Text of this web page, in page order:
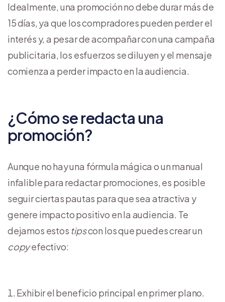
Idealmente, una promoción no debe durar más de
15 días, ya que los compradores pueden perder el
interés y, a pesar de acompañar con una campaña
publicitaria, los esfuerzos se diluyen y el mensaje
comienza a perder impacto en la audiencia.
¿Cómo se redacta una
promoción?
Aunque no hay una fórmula mágica o un manual
infalible para redactar promociones, es posible
seguir ciertas pautas para que sea atractiva y
genere impacto positivo en la audiencia. Te
dejamos estos tipscon los que puedes crear un
copyefectivo:
Exhibir el beneficio principal en primer plano.